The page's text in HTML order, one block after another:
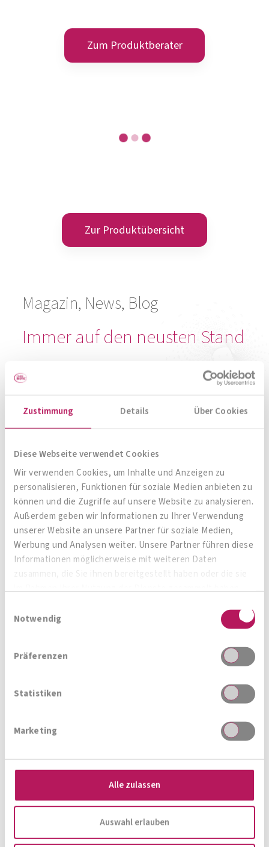
Zustimmung Details Über Cookies
Diese Webseite verwendet Cookies
Wir verwenden Cookies, um Inhalte und Anzeigen zu
personalisieren, Funktionen für soziale Medien anbieten zu
können und die Zugriffe auf unsere Website zu analysieren.
Außerdem geben wir Informationen zu Ihrer Verwendung
unserer Website an unsere Partner für soziale Medien,
Werbung und Analysen weiter. Unsere Partner führen diese
Informationen möglicherweise mit weiteren Daten
im Rahmen Ihrer Nutzung der Dienste gesammelt haben.
Notwendig
Präferenzen
Statistiken
Marketing
Alle zulassen
Auswahl erlauben
Zum Produktberater
META-CARE® Osteo Fit
Zum Produkt
Zur Produktübersicht
Magazin, News, Blog
Immer auf den neusten Stand
KÖNNEN BAKTERIEN
WUNDEN HEILEN?